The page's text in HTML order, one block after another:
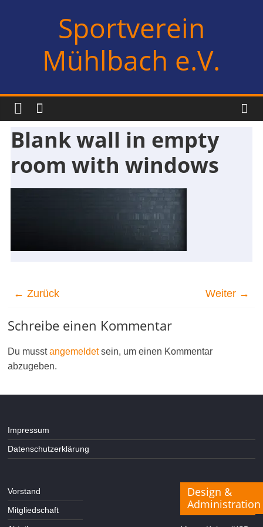
Sportverein
Mühlbach e.V.
Blank wall in empty
room with windows
← Zurück Weiter →
Schreibe einen Kommentar
Du musstangemeldetsein, um einen Kommentar
abzugeben.
Impressum
Datenschutzerklärung
Vorstand
Mitgliedschaft
Design &
Administration